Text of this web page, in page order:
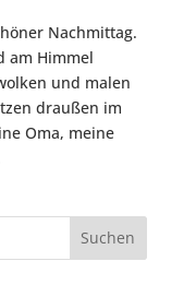
Nachmittag.
am Himmel
und malen
draußen im
Oma, meine
Suchen